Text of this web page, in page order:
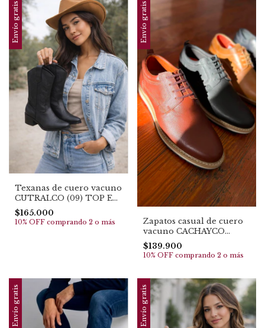
Envío gratis
Texanas de cuero vacuno
CUTRALCO (09) TOP EN
VENTAS
$165.000
10% OFF comprando 2 o más
Envío gratis
Zapatos casual de cuero
vacuno CACHAYCO
(4094)
$139.900
10% OFF comprando 2 o más
Envío gratis Envío gratis